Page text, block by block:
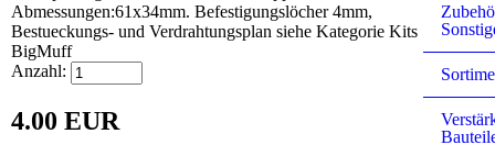
Abmessungen:61x34mm. Befestigungslöcher 4mm,
Bestueckungs- und Verdrahtungsplan siehe Kategorie Kits
BigMuff
Anzahl:
4.00 EUR